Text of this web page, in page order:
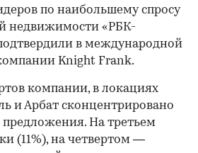
по наибольшему спросу
недвижимости «РБК-
в международной
Knight Frank.
компании, в локациях
и Арбат сконцентрировано
предложения. На третьем
(11%), на четвертом —